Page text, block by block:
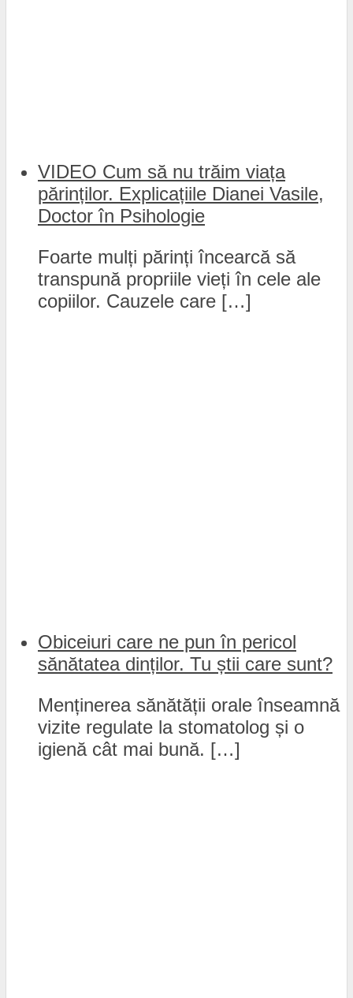
VIDEO Cum să nu trăim viața
părinților. Explicațiile Dianei Vasile,
Doctor în Psihologie
Foarte mulți părinți încearcă să
transpună propriile vieți în cele ale
copiilor. Cauzele care […]
Obiceiuri care ne pun în pericol
sănătatea dinților. Tu știi care sunt?
Menținerea sănătății orale înseamnă
vizite regulate la stomatolog și o
igienă cât mai bună. […]